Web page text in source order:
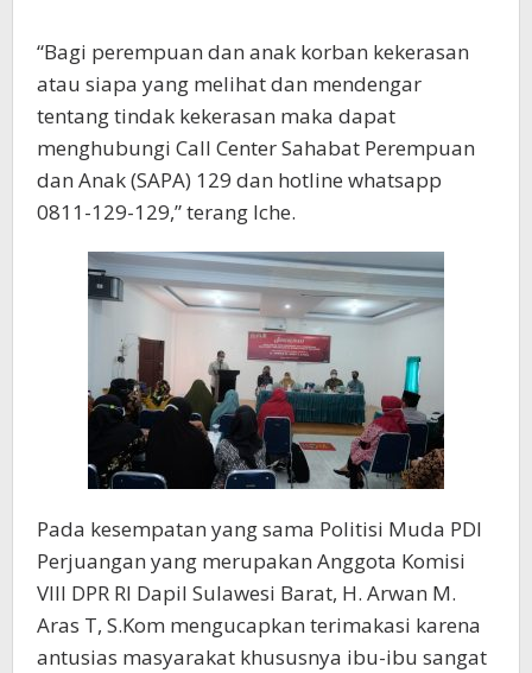
“Bagi perempuan dan anak korban kekerasan
atau siapa yang melihat dan mendengar
tentang tindak kekerasan maka dapat
menghubungi Call Center Sahabat Perempuan
dan Anak (SAPA) 129 dan hotline whatsapp
0811-129-129,” terang Iche.
Pada kesempatan yang sama Politisi Muda PDI
Perjuangan yang merupakan Anggota Komisi
VIII DPR RI Dapil Sulawesi Barat, H. Arwan M.
Aras T, S.Kom mengucapkan terimakasi karena
antusias masyarakat khususnya ibu-ibu sangat